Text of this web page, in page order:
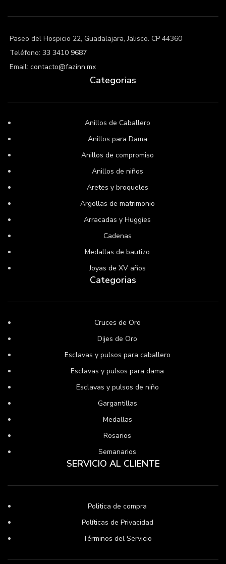
Paseo del Hospicio 22, Guadalajara, Jalisco. CP 44360
Teléfono: 33 3410 9687
Email: contacto@fazinn.mx
Categorias
Anillos de Caballero
Anillos para Dama
Anillos de compromiso
Anillos de niños
Aretes y broqueles
Argollas de matrimonio
Arracadas y Huggies
Cadenas
Medallas de bautizo
Joyas de XV años
Categorias
Cruces de Oro
Dijes de Oro
Esclavas y pulsos para caballero
Esclavas y pulsos para dama
Esclavas y pulsos de niño
Gargantillas
Medallas
Rosarios
Semanarios
SERVICIO AL CLIENTE
Politica de compra
Políticas de Privacidad
Términos del Servicio